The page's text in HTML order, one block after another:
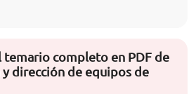
temario completo en PDF de
y dirección de equipos de